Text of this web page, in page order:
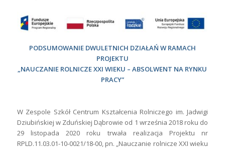
PODSUMOWANIE DWULETNICH DZIAŁAŃ W RAMACH
PROJEKTU
„NAUCZANIE ROLNICZE XXI WIEKU – ABSOLWENT NA RYNKU
PRACY”
W Zespole Szkół Centrum Kształcenia Rolniczego im. Jadwigi
Dziubińskiej w Zduńskiej Dąbrowie od 1 września 2018 roku do
29 listopada 2020 roku trwała realizacja Projektu nr
RPLD.11.03.01-10-0021/18-00, pn. „Nauczanie rolnicze XXI wieku